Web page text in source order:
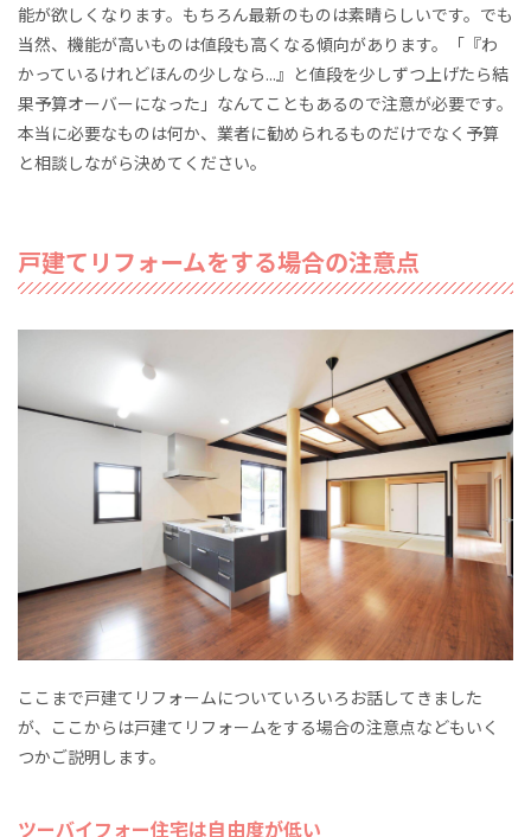
能が欲しくなります。もちろん最新のものは素晴らしいです。でも
当然、機能が高いものは値段も高くなる傾向があります。「『わ
かっているけれどほんの少しなら…』と値段を少しずつ上げたら結
果予算オーバーになった」なんてこともあるので注意が必要です。
本当に必要なものは何か、業者に勧められるものだけでなく予算
と相談しながら決めてください。
戸建てリフォームをする場合の注意点
ここまで戸建てリフォームについていろいろお話してきました
が、ここからは戸建てリフォームをする場合の注意点などもいく
つかご説明します。
ツーバイフォー住宅は自由度が低い